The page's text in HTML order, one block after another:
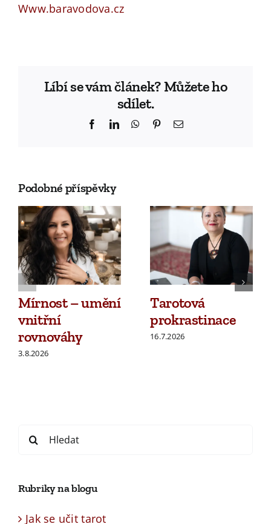
Www.baravodova.cz
Líbí se vám článek? Můžete ho
sdílet.
FacebookLinkedInWhatsApp
PinterestEmail
Podobné příspěvky
Mírnost – umění
vnitřní
rovnováhy
3.8.2026
Tarotová
prokrastinace
16.7.2026
Search
Rubriky na blogu
Jak se učit tarot